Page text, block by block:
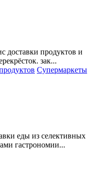
доставки продуктов и
зак...
Супермаркеты
еды из селективных
гастрономии...